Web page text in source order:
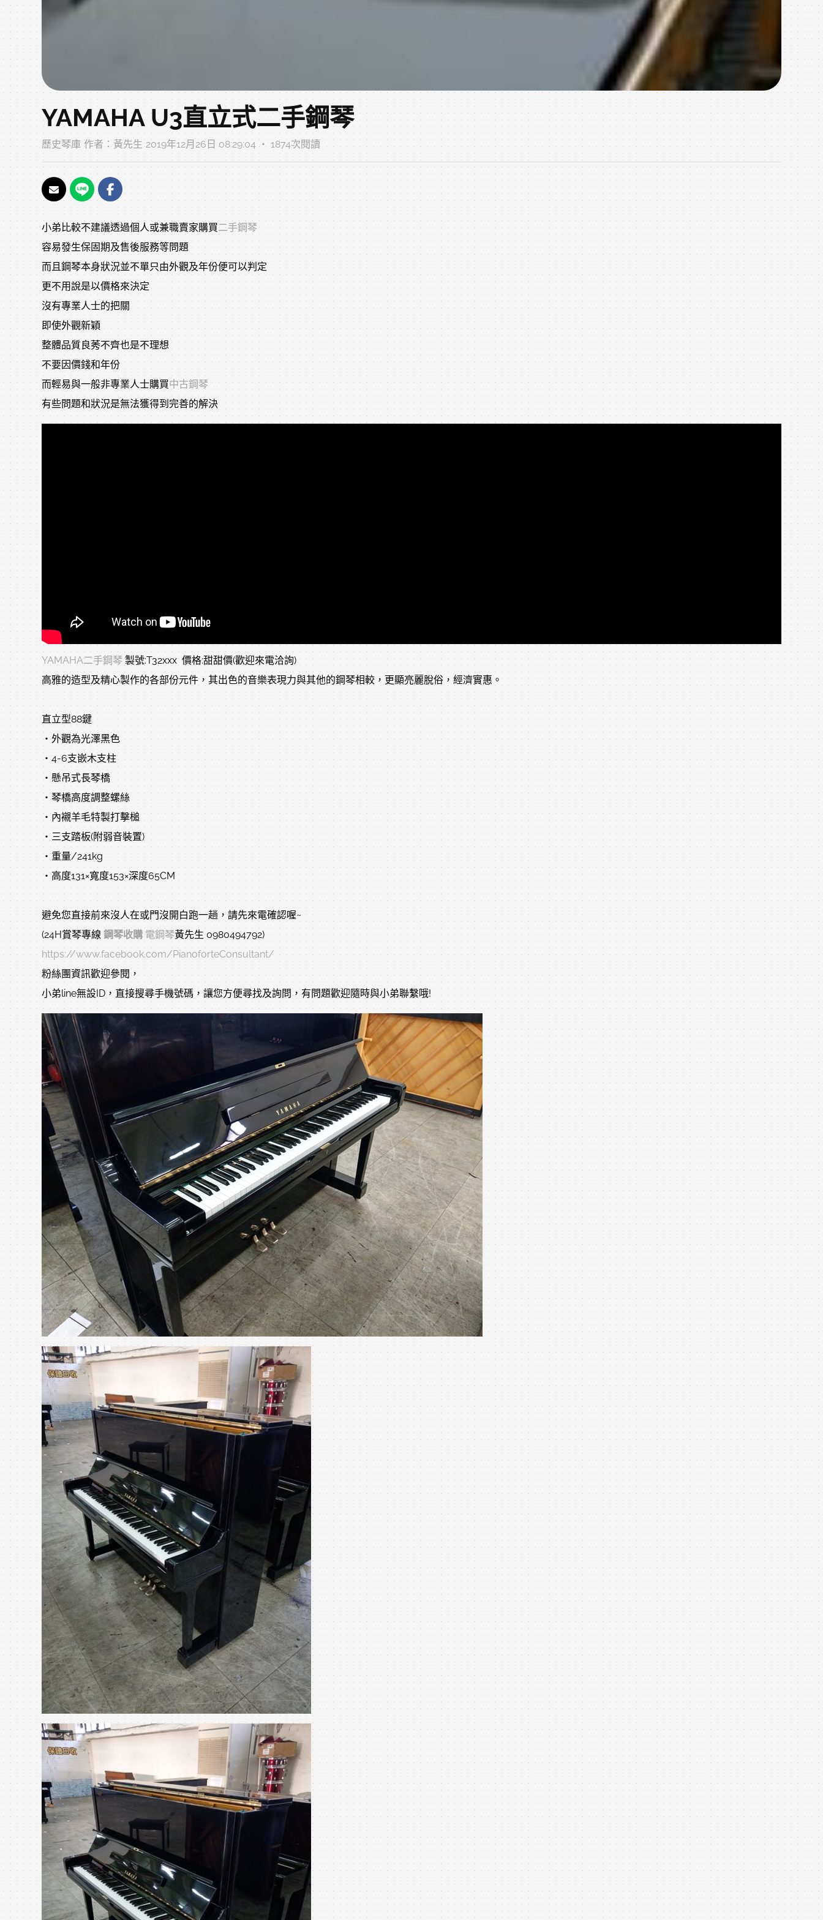
YAMAHA U3直立式二手鋼琴
歷史琴庫 作者： 黃先生 2019年12月26日 08:29:04 ‧ 1874次閱讀
小弟比較不建議透過個人或兼職賣家購買二手鋼琴
容易發生保固期及售後服務等問題
而且鋼琴本身狀況並不單只由外觀及年份便可以判定
更不用說是以價格來決定
沒有專業人士的把關
即使外觀新穎
整體品質良莠不齊也是不理想
不要因價錢和年份
而輕易與一般非專業人士購買中古鋼琴
有些問題和狀況是無法獲得到完善的解決
YAMAHA二手鋼琴製號:T32xxx 價格:甜甜價(歡迎來電洽詢)
高雅的造型及精心製作的各部份元件，其出色的音樂表現力與其他的鋼琴相較，更顯亮麗脫俗，經濟實惠。
直立型88鍵
‧外觀為光澤黑色
‧4-6支嵌木支柱
‧懸吊式長琴橋
‧琴橋高度調整螺絲
‧內襯羊毛特製打擊槌
‧三支踏板(附弱音裝置)
‧重量/241kg
‧高度131×寬度153×深度65CM
避免您直接前來沒人在或門沒開白跑一趟，請先來電確認喔~
(24H賞琴專線 鋼琴收購 電鋼琴黃先生 0980494792)
https://www.facebook.com/PianoforteConsultant/
粉絲團資訊歡迎參閱，
小弟line無設ID，直接搜尋手機號碼，讓您方便尋找及詢問，有問題歡迎隨時與小弟聯繫哦!